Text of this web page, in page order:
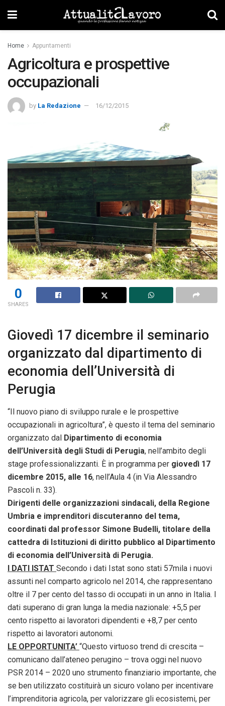
Home Appuntamenti
Agricoltura e prospettive
occupazionali
by La Redazione 16/12/2015
0
SHARES
Giovedì 17 dicembre il seminario
organizzato dal dipartimento di
economia dell’Università di
Perugia
“Il nuovo piano di sviluppo rurale e le prospettive
occupazionali in agricoltura”, è questo il tema del seminario
organizzato dal Dipartimento di economia
dell’Università degli Studi di Perugia, nell’ambito degli
stage professionalizzanti. È in programma per giovedì 17
dicembre 2015, alle 16, nell’Aula 4 (in Via Alessandro
Pascoli n. 33).
Dirigenti delle organizzazioni sindacali, della Regione
Umbria e imprenditori discuteranno del tema,
coordinati dal professor Simone Budelli, titolare della
cattedra di Istituzioni di diritto pubblico al Dipartimento
di economia dell’Università di Perugia.
I DATI ISTAT Secondo i dati Istat sono stati 57mila i nuovi
assunti nel comparto agricolo nel 2014, che rappresentano
oltre il 7 per cento del tasso di occupati in un anno in Italia. I
dati superano di gran lunga la media nazionale: +5,5 per
cento rispetto ai lavoratori dipendenti e +8,7 per cento
rispetto ai lavoratori autonomi.
LE OPPORTUNITA’ “Questo virtuoso trend di crescita –
comunicano dall’ateneo perugino – trova oggi nel nuovo
PSR 2014 – 2020 uno strumento finanziario importante, che
se ben utilizzato costituirà un sicuro volano per incentivare
l’imprenditoria agricola, per valorizzare gli ecosistemi, per